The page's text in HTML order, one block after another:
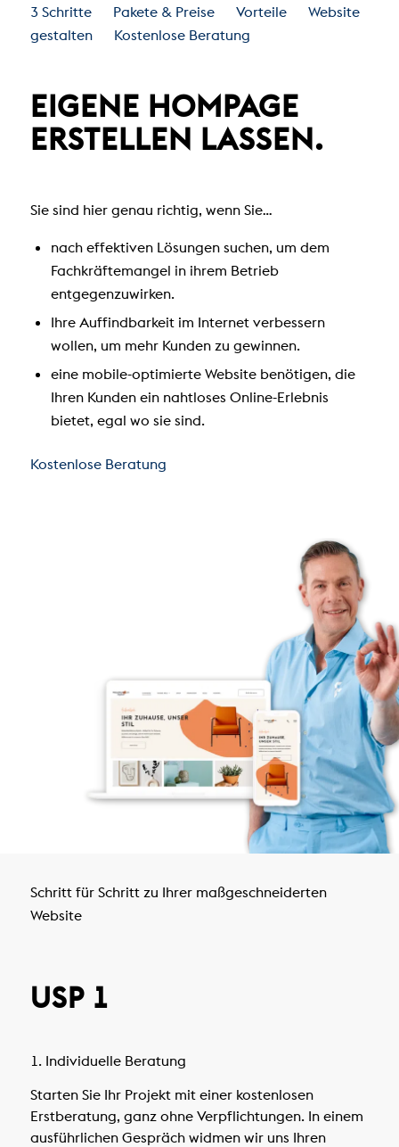
3 Schritte Pakete & Preise Vorteile
Website
gestalten
Kostenlose Beratung
EIGENE HOMPAGE
ERSTELLEN LASSEN.
Sie sind hier genau richtig, wenn Sie…
nach effektiven Lösungen suchen, um dem
Fachkräftemangel in ihrem Betrieb
entgegenzuwirken.
Ihre Auffindbarkeitim Internet verbessern
wollen, um mehr Kunden zu gewinnen.
eine mobile-optimierte Websitebenötigen, die
Ihren Kunden ein nahtloses Online-Erlebnis
bietet, egal wo sie sind.
Kostenlose Beratung
Schritt für Schritt zu Ihrer maßgeschneiderten
Website
USP 1
1. Individuelle Beratung
Starten Sie Ihr Projekt mit einer kostenlosen
Erstberatung, ganz ohne Verpflichtungen. In einem
ausführlichen Gespräch widmen wir uns Ihren